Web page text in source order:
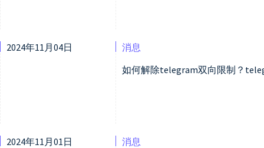
2024年11月04日
消息
如何解除telegram双向限制？
2024年11月01日
消息